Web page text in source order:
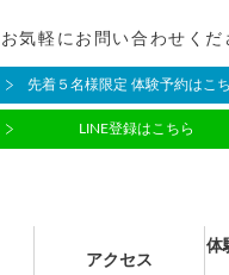
お気軽にお問い合わせくだ
先着５名様限定 体験予約はこ
LINE登録はこちら
アクセス
体